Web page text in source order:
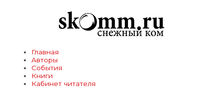
Главная
Авторы
События
Книги
Кабинет читателя